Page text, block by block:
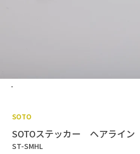
SOTO
SOTOステッカー ヘアライン
ST-SMHL